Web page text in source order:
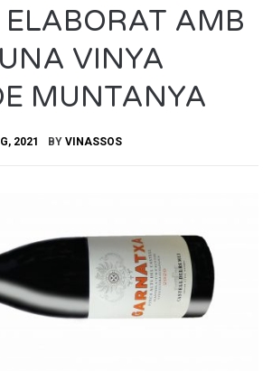
ELABORAT AMB
VINYA
MUNTANYA
2021 BY VINASSOS